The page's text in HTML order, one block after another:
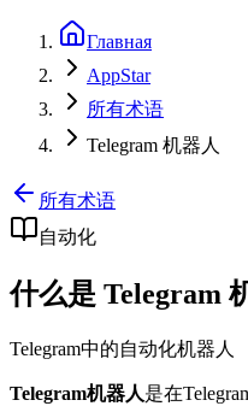
Главная
AppStar
所有术语
Telegram 机器人
所有术语
自动化
什么是 Telegram
Telegram中的自动化机器人
Telegram机器人是在